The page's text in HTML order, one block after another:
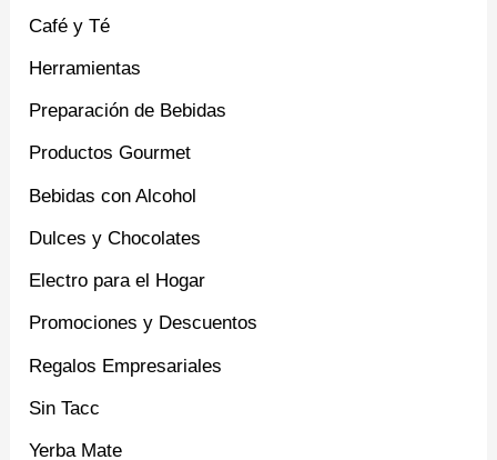
Café y Té
Herramientas
Preparación de Bebidas
Productos Gourmet
Bebidas con Alcohol
Dulces y Chocolates
Electro para el Hogar
Promociones y Descuentos
Regalos Empresariales
Sin Tacc
Yerba Mate